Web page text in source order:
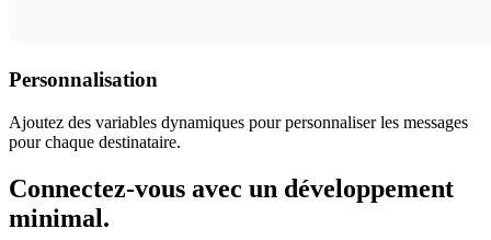
Personnalisation
Ajoutez des variables dynamiques pour personnaliser les messages
pour chaque destinataire.
Connectez-vous avec un développement
minimal.